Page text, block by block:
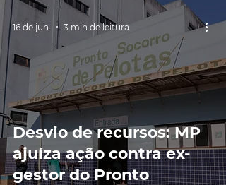
Desvio de recursos: MP
ajuíza ação contra ex-
gestor do Pronto
16 de jun. 3 min de leitura